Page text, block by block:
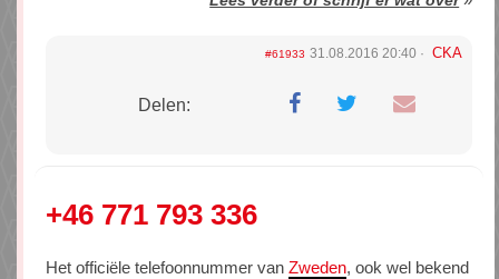
#61933 31.08.2016 20:40 CKA
Delen:
+46 771 793 336
Het officiële telefoonnummer van Zweden, ook wel bekend